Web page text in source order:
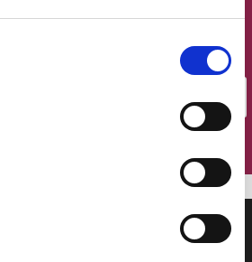
editie saptamanala cu cele mai noi